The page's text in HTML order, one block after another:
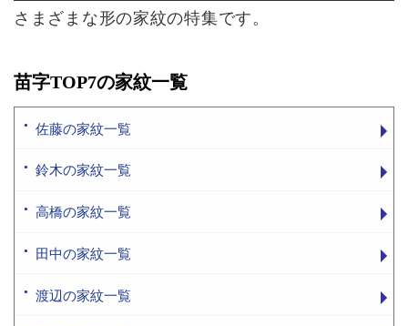
さまざまな形の家紋の特集です。
苗字TOP7の家紋一覧
佐藤の家紋一覧
鈴木の家紋一覧
高橋の家紋一覧
田中の家紋一覧
渡辺の家紋一覧